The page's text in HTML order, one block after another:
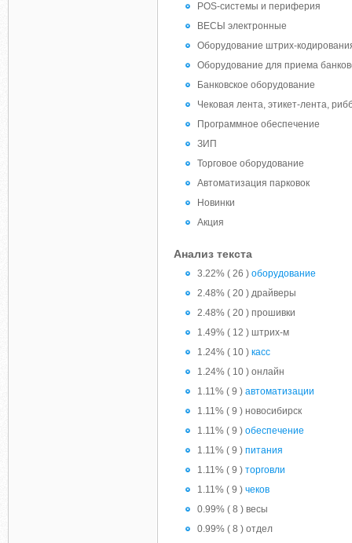
POS-системы и периферия
ВЕСЫ электронные
Оборудование штрих-
Оборудование для приема
Банковское оборудование
Чековая лента, этикет-лента,
Программное обеспечение
ЗИП
Торговое оборудование
Автоматизация парковок
Новинки
Акция
Анализ текста
3.22% ( 26 ) оборудование
2.48% ( 20 ) драйверы
2.48% ( 20 ) прошивки
1.49% ( 12 ) штрих-м
1.24% ( 10 ) касс
1.24% ( 10 ) онлайн
1.11% ( 9 ) автоматизации
1.11% ( 9 ) новосибирск
1.11% ( 9 ) обеспечение
1.11% ( 9 ) питания
1.11% ( 9 ) торговли
1.11% ( 9 ) чеков
0.99% ( 8 ) весы
0.99% ( 8 ) отдел